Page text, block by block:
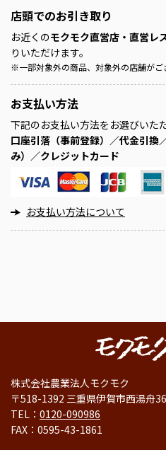
店頭でのお引き取り
お近くのモクモク直営店・直営レ
りいただけます。
※一部対象外の商品、対象外の店舗がご
お支払い方法
下記のお支払い方法をお選びいた
口座引落（事前登録）／代金引換
み）／クレジットカード
お支払い方法について
株式会社農業法人モクモク
〒518-1392 三重県伊賀市西湯舟
TEL： 0120-090986
FAX：0595-43-1861